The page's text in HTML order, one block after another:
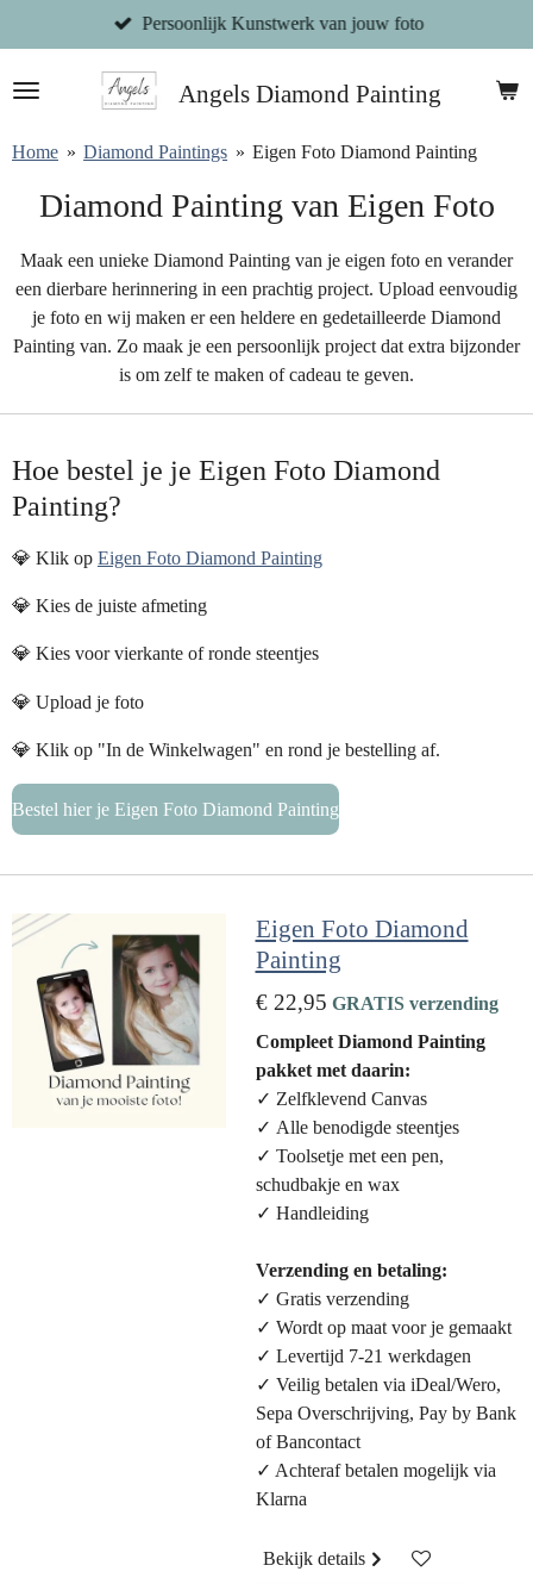
direct
naar
Angels Diamond Painting
Persoonlijk Kunstwerk van jouw foto
Home » Diamond Paintings » Eigen Foto Diamond Painting
Diamond Painting van Eigen Foto
Maak een unieke Diamond Painting van je eigen foto en verander
een dierbare herinnering in een prachtig project. Upload eenvoudig
je foto en wij maken er een heldere en gedetailleerde Diamond
Painting van. Zo maak je een persoonlijk project dat extra bijzonder
is om zelf te maken of cadeau te geven.
Hoe bestel je je Eigen Foto Diamond
Painting?
💎 Klik op Eigen Foto Diamond Painting
💎 Kies de juiste afmeting
💎 Kies voor vierkante of ronde steentjes
💎 Upload je foto
💎 Klik op "In de Winkelwagen" en rond je bestelling af.
Bestel hier je Eigen Foto Diamond Painting
Eigen Foto Diamond
Painting
€ 22,95 GRATIS verzending
Compleet Diamond Painting
pakket met daarin:
✓ Zelfklevend Canvas
✓ Alle benodigde steentjes
✓ Toolsetje met een pen,
schudbakje en wax
✓ Handleiding
Verzending en betaling:
✓ Gratis verzending
✓ Wordt op maat voor je gemaakt
✓ Levertijd 7-21 werkdagen
✓ Veilig betalen via iDeal/Wero,
Sepa Overschrijving, Pay by Bank
of Bancontact
✓ Achteraf betalen mogelijk via
Klarna
Bekijk details